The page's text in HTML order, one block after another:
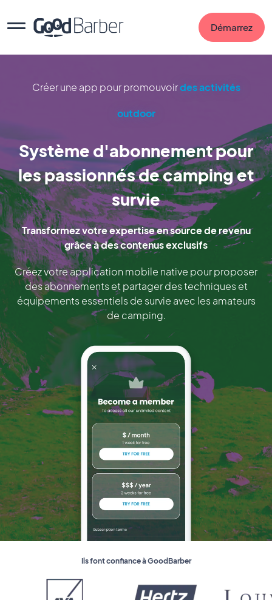
Démarrez
Créer une app pour promouvoirdes activités
outdoor
Système d'abonnement pour
les passionnés de camping et
survie
Transformez votre expertise en source de revenu
grâce à des contenus exclusifs
Créez votre application mobile native pour proposer
des abonnements et partager des techniques et
équipements essentiels de survie avec les amateurs
de camping.
Ils font confiance à GoodBarber